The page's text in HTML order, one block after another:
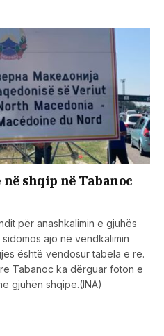
shqip në Tabanoc
për anashkalimin e gjuhës
ajo në vendkalimin
është vendosur tabela e re.
Tabanoc ka dërguar foton e
gjuhën shqipe.(INA)